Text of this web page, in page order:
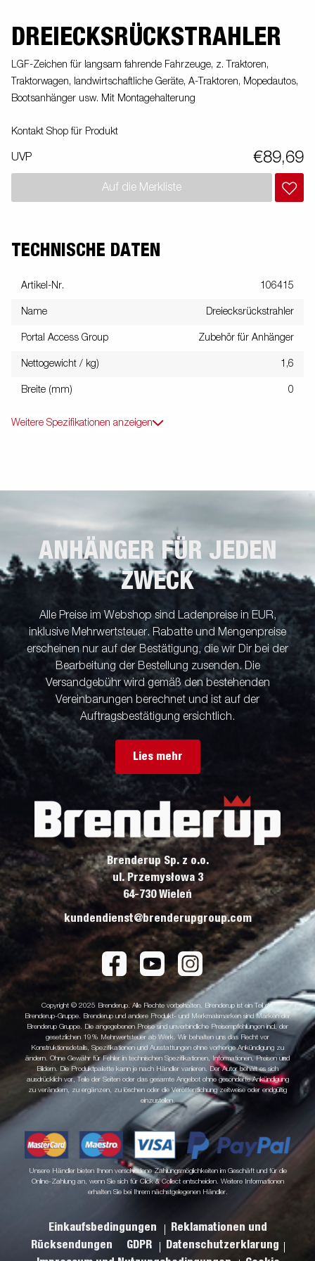
DREIECKSRÜCKSTRAHLER
LGF-Zeichen für langsam fahrende Fahrzeuge, z. Traktoren,
Traktorwagen, landwirtschaftliche Geräte, A-Traktoren, Mopedautos,
Bootsanhänger usw. Mit Montagehalterung
Kontakt Shop für Produkt
UVP €89,69
Auf die Merkliste
TECHNISCHE DATEN
Artikel-Nr. 106415
Name Dreiecksrückstrahler
Portal Access Group Zubehör für Anhänger
Nettogewicht / kg) 1,6
Breite (mm) 0
Weitere Spezifikationen anzeigen
ANHÄNGER FÜR JEDEN
ZWECK
Alle Preise im Webshop sind Ladenpreise in EUR,
inklusive Mehrwertsteuer. Rabatte und Mengenpreise
erscheinen nur auf der Bestätigung, die wir Dir bei der
Bearbeitung der Bestellung zusenden. Die
Versandgebühr wird gemäß den bestehenden
Vereinbarungen berechnet und ist auf der
Auftragsbestätigung ersichtlich.
Lies mehr
Brenderup Sp. z o.o.
ul. Przemysłowa 3
64-730 Wieleń
kundendienst@brenderupgroup.com
Copyright © 2025 Brenderup. Alle Rechte vorbehalten. Brenderup ist ein Teil der
Brenderup-Gruppe. Brenderup und andere Produkt- und Merkmalsmarken sind Marken der
Brenderup Gruppe. Die angegebenen Preise sind unverbindliche Preisempfehlungen incl. der
gesetzlichen 19% Mehrwertsteuer ab Werk. Wir behalten uns das Recht vor
Konstruktionsdetails, Spezifikationen und Ausstattungen ohne vorherige Ankündigung zu
ändern. Ohne Gewähr für Fehler in technischen Spezifikationen, Informationen, Preisen und
Bildern. Die Produktpalette kann je nach Händler variieren. Der Autor behält es sich
ausdrücklich vor, Teile der Seiten oder das gesamte Angebot ohne gesonderte Ankündigung
zu verändern, zu ergänzen, zu löschen oder die Veröffentlichung zeitweise oder endgültig
einzustellen.
Unsere Händler bieten Ihnen verschiedene Zahlungsmöglichkeiten im Geschäft und für die
Online-Zahlung an, wenn Sie sich für Click & Collect entscheiden. Weitere Informationen
erhalten Sie bei Ihrem nächstgelegenen Händler.
Einkaufsbedingungen
Reklamationen und
Rücksendungen
GDPR
Datenschutzerklarung